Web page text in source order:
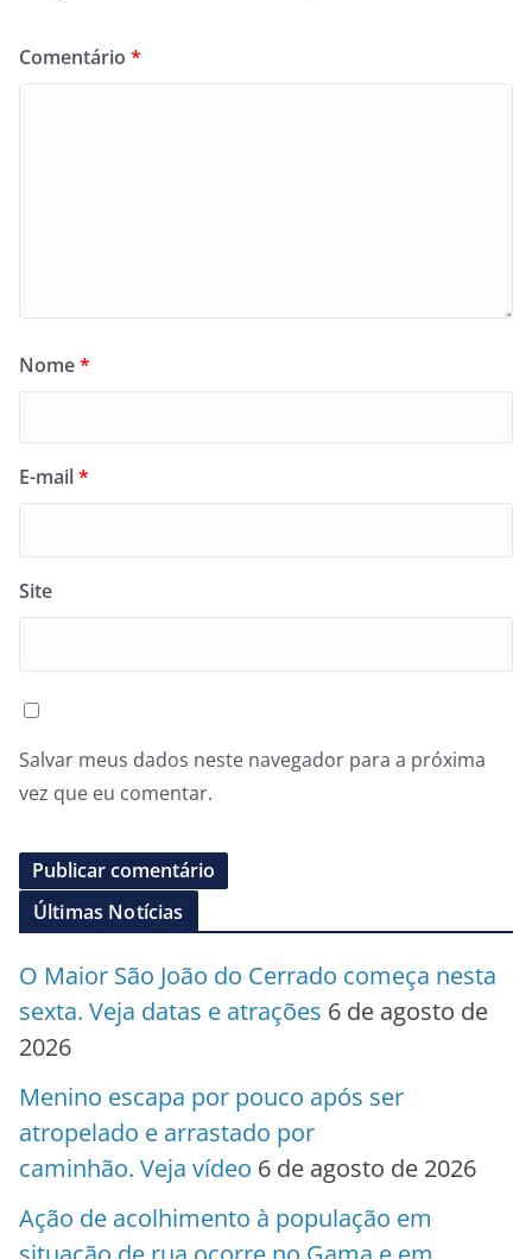
Comentário *
Nome*
E-mail*
Site
Salvar meus dados neste navegador para a próxima
vez que eu comentar.
Últimas Notícias
O Maior São João do Cerrado começa nesta
sexta. Veja datas e atrações 6 de agosto de
2026
Menino escapa por pouco após ser
atropelado e arrastado por
caminhão. Veja vídeo 6 de agosto de 2026
Ação de acolhimento à população em